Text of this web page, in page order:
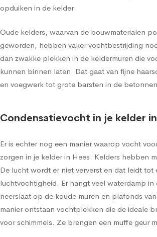
opduiken in de kelder.
Oude kelders, waarvan de bouwmaterialen
geworden, hebben vaker vochtbestrijding
dan zwakke plekken in de keldermuren die
kunnen binnen laten. Dat gaat van fijne
en voegwerk tot grote barsten in de
Condensatievocht in je kelder
Er is echter nog een manier waarop vocht
zorgen in je kelder in Hees. Kelders hebben
De lucht wordt er niet ververst en dat leidt tot
luchtvochtigheid. Er hangt veel waterdamp in
neerslaat op de koude muren en plafonds
manier ontstaan vochtplekken die de ideale
voor schimmels. Ze brengen een muffe geur